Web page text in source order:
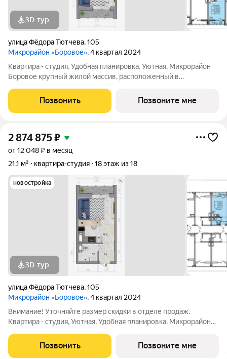
3D-тур
улица Фёдора Тютчева,105
Микрорайон «Боровое», 4 квартал 2024
Квартира - студия, Удобная планировка, Уютная. Микрорайон
Боровое крупный жилой массив, расположенный в
города Воронежа. Жилой комплекс располагает собственной
инфраструктурой и сервисами и
Позвонить Позвоните мне
2 874 875₽
от 12 048 ₽ в месяц
21,1 м²
квартира-студия 18 этаж из 18
новостройка
3D-тур
улица Фёдора Тютчева,105
Микрорайон «Боровое», 4 квартал 2024
Внимание! Уточняйте размер скидки в отделе продаж.
Квартира - студия, Уютная, Удобная планировка. Микрорайон
экологически благоприятном северо-восточном районе
города Воронежа. Жилой комплекс располагает
Позвонить Позвоните мне